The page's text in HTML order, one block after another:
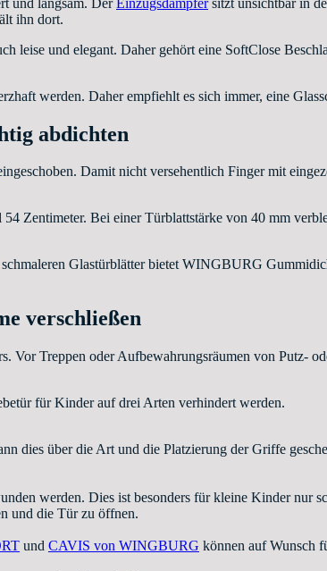
ihn dort.
leise und elegant. Daher gehört eine SoftClose
werden. Daher empfiehlt es sich immer, eine
abdichten
Damit nicht versehentlich Finger mit
Zentimeter. Bei einer Türblattstärke von 40 mm
Glastürblätter bietet WINGBURG
verschließen
Vor Treppen oder Aufbewahrungsräumen von Putz-
für Kinder auf drei Arten verhindert werden.
dies über die Art und die Platzierung der Griffe
werden. Dies ist besonders für kleine Kinder nur
und die Tür zu öffnen.
und CAVIS von WINGBURG können auf Wunsch